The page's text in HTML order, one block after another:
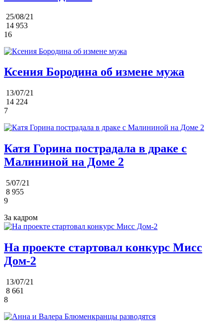
25/08/21
14 953
16
Ксения Бородина об измене мужа
13/07/21
14 224
7
Катя Горина пострадала в драке с
Малининой на Доме 2
5/07/21
8 955
9
За кадром
На проекте стартовал конкурс Мисс
Дом-2
13/07/21
8 661
8